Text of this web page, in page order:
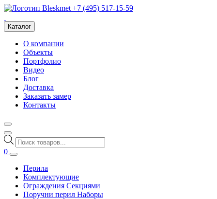
+7 (495) 517-15-59
Каталог
О компании
Объекты
Портфолио
Видео
Блог
Доставка
Заказать замер
Контакты
Поиск
товаров
0
Перила
Комплектующие
Ограждения Секциями
Поручни перил Наборы